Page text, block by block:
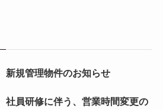
新規管理物件のお知らせ
社員研修に伴う、営業時間変更の